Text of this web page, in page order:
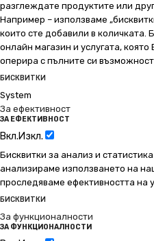
разглеждате продуктите или
Например – използваме
които сте добавили в количката.
онлайн магазин и услугата,
оперира с пълните си
БИСКВИТКИ
System
За ефективност
ЗА ЕФЕКТИВНОСТ
Вкл.Изкл.
Бисквитки за анализ и
анализираме използването на
проследяваме ефективността на
БИСКВИТКИ
За функционалности
ЗА ФУНКЦИОНАЛНОСТИ